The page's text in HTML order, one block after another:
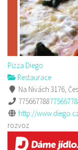
Pizza Diego
Restaurace
Na Nivách 3176,
775667788
http://
rozvoz